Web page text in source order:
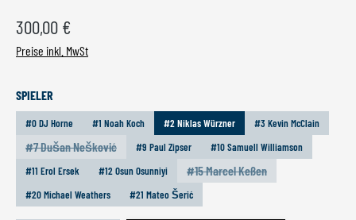
Regulärer Preis:
300,00 €
Preise inkl. MwSt
SPIELERAUSWÄHLEN
#0 DJ Horne #1 Noah Koch #2 Niklas Würzner #3 Kevin McClain
#7 Dušan Nešković
(Diese Option ist zurzeit nicht verfügbar.)
#9 Paul Zipser
#10 Samuell Williamson
#11 Erol Ersek
#12 Osun Osunniyi #15 Marcel Keßen
(Diese Option ist zurzeit nicht
#20 Michael Weathers #21 Mateo Šerić